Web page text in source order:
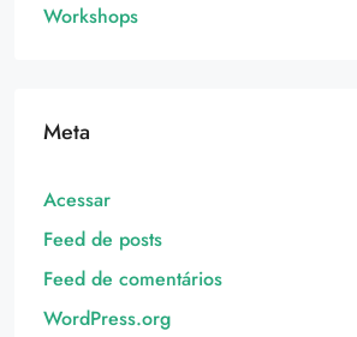
Workshops
Meta
Acessar
Feed de posts
Feed de comentários
WordPress.org